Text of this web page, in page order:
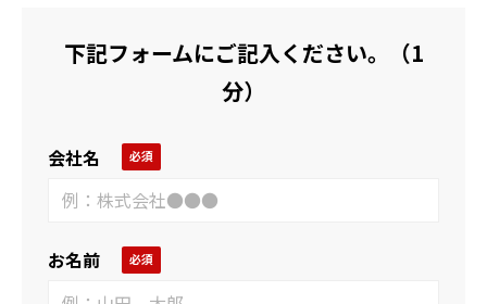
下記フォームにご記入ください。（1
分）
会社名
お名前